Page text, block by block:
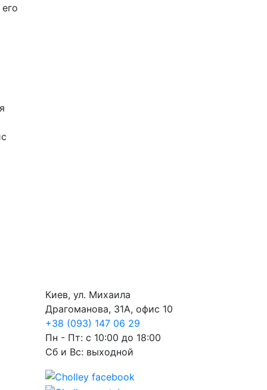
Киев, ул. Михаила
Драгоманова, 31А, офис 10
+38 (093) 147 06 29
Пн - Пт: с 10:00 до 18:00
Сб и Вс: выходной